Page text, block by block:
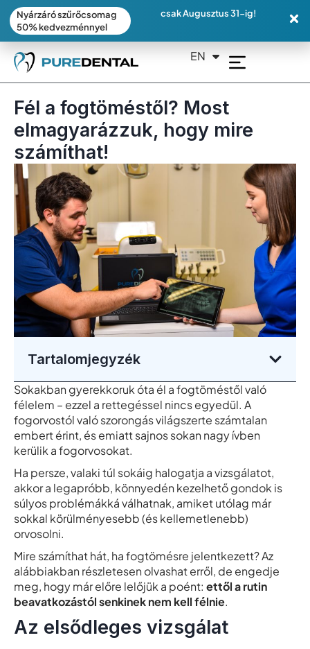
EN
DE
Fél a fogtöméstől? Most
elmagyarázzuk, hogy mire
számíthat!
Tartalomjegyzék
Sokakban gyerekkoruk óta él a fogtöméstől való
félelem – ezzel a rettegéssel nincs egyedül. A
fogorvostól való szorongás világszerte számtalan
embert érint, és emiatt sajnos sokan nagy ívben
kerülik a fogorvosokat.
Ha persze, valaki túl sokáig halogatja a vizsgálatot,
akkor a legapróbb, könnyedén kezelhető gondok is
súlyos problémákká válhatnak, amiket utólag már
sokkal körülményesebb (és kellemetlenebb)
orvosolni.
Mire számíthat hát, ha fogtömésre jelentkezett? Az
alábbiakban részletesen olvashat erről, de engedje
meg, hogy már előre lelőjük a poént: ettől a rutin
beavatkozástól senkinek nem kell félnie.
Az elsődleges vizsgálat
Nyárzáró szűrőcsomag
50% kedvezménnyel
csak Augusztus 31-ig!